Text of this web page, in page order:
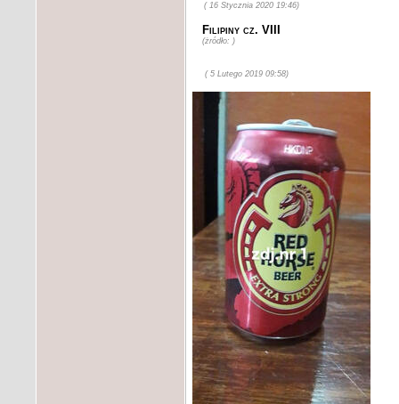
( 16 Stycznia 2020 19:46)
Filipiny cz. VIII
(żródło: )
( 5 Lutego 2019 09:58)